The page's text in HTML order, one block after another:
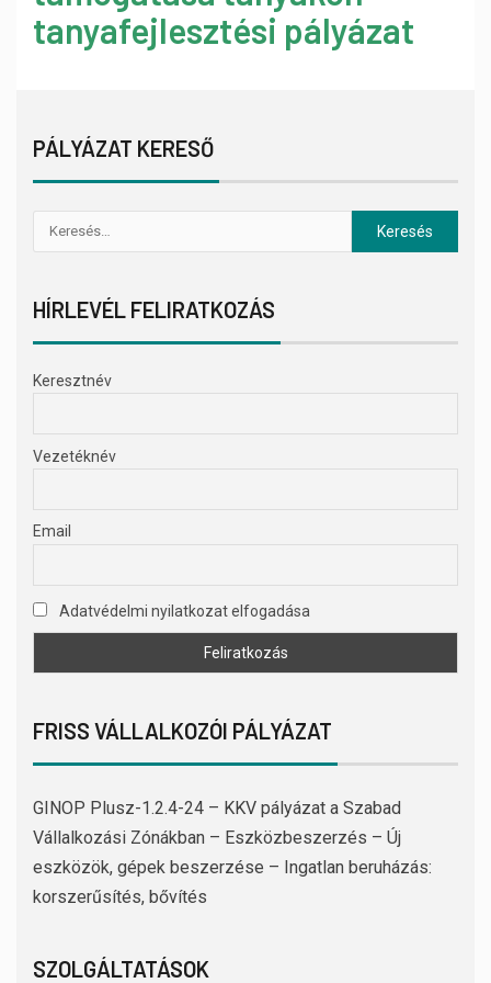
tanyafejlesztési pályázat
PÁLYÁZAT KERESŐ
HÍRLEVÉL FELIRATKOZÁS
Keresztnév
Vezetéknév
Email
Adatvédelmi nyilatkozat elfogadása
FRISS VÁLLALKOZÓI PÁLYÁZAT
GINOP Plusz-1.2.4-24 – KKV pályázat a Szabad
Vállalkozási Zónákban – Eszközbeszerzés – Új
eszközök, gépek beszerzése – Ingatlan beruházás:
korszerűsítés, bővítés
SZOLGÁLTATÁSOK